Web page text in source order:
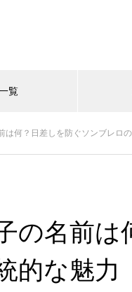
覧
は何？日差しを防ぐソンブレロ
の名前は
的な魅力